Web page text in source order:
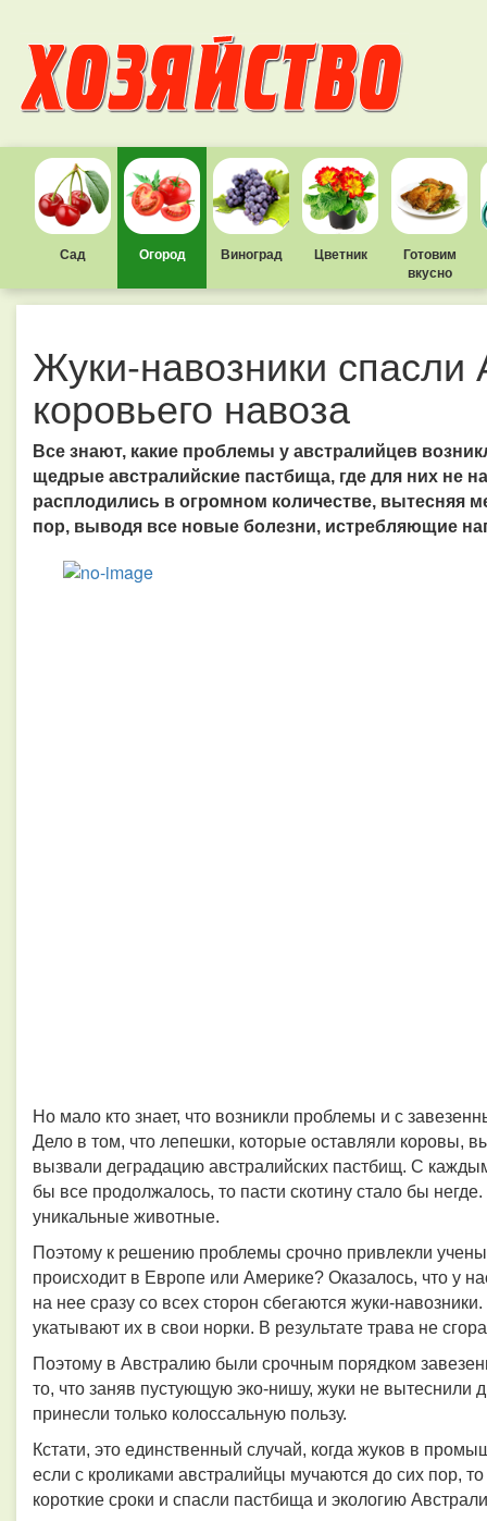
Сад Огород Виноград Цветник
Готовим
вкусно
Жуки-навозники спасли
коровьего навоза
Все знают, какие проблемы у австралийцев
щедрые австралийские пастбища, где для них не
расплодились в огромном количестве, вытесняя
пор, выводя все новые болезни, истребляющие
Но мало кто знает, что возникли проблемы и с
Дело в том, что лепешки, которые оставляли коровы,
вызвали деградацию австралийских пастбищ. С
бы все продолжалось, то пасти скотину стало бы
уникальные животные.
Поэтому к решению проблемы срочно привлекли
происходит в Европе или Америке? Оказалось, что у
на нее сразу со всех сторон сбегаются жуки-
укатывают их в свои норки. В результате трава не
Поэтому в Австралию были срочным порядком
то, что заняв пустующую эко-нишу, жуки не вытеснили
принесли только колоссальную пользу.
Кстати, это единственный случай, когда жуков в
если с кроликами австралийцы мучаются до сих пор,
короткие сроки и спасли пастбища и экологию